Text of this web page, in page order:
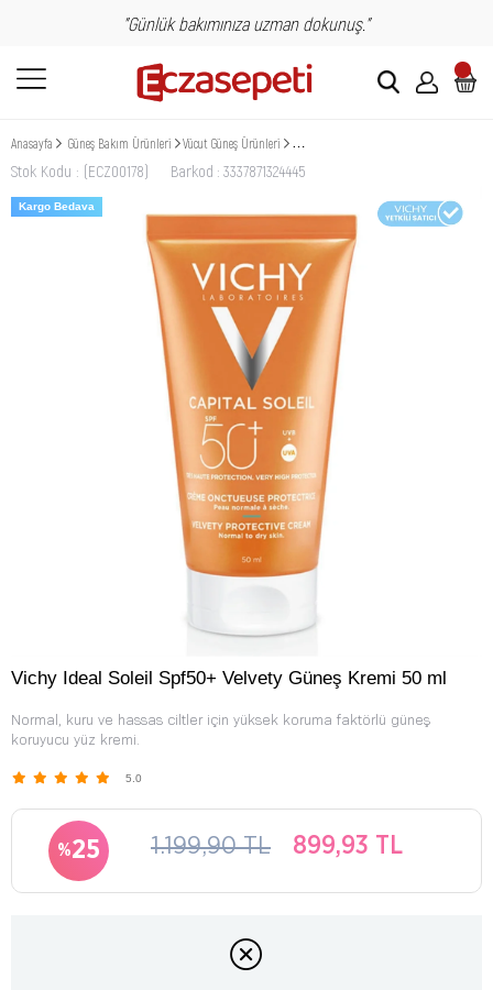
"Günlük bakımınıza uzman dokunuş."
Anasayfa Güneş Bakım Ürünleri Vücut Güneş Ürünleri Vichy Ideal Soleil Spf50+ Velvety Güneş
Stok Kodu (ECZ00178) Barkod : 3337871324445
Kargo Bedava
Vichy Ideal Soleil Spf50+ Velvety Güneş Kremi 50 ml
Normal, kuru ve hassas ciltler için yüksek koruma faktörlü güneş
koruyucu yüz kremi.
5.0
25 1.199,90 TL 899,93 TL